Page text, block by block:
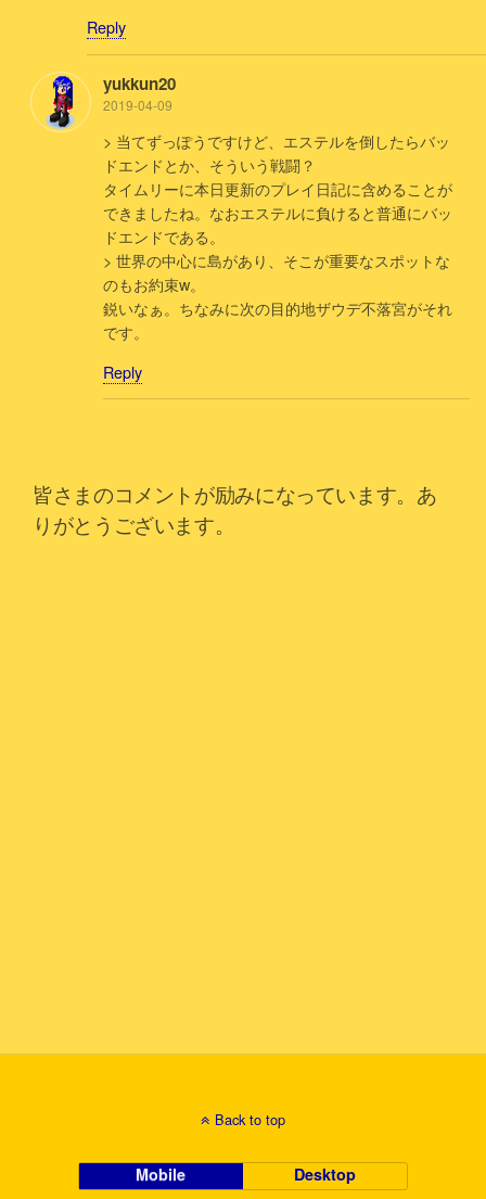
Reply
yukkun20
2019-04-09
> 当てずっぽうですけど、エステルを倒したらバッ
ドエンドとか、そういう戦闘？
タイムリーに本日更新のプレイ日記に含めることが
できましたね。なおエステルに負けると普通にバッ
ドエンドである。
> 世界の中心に島があり、そこが重要なスポットな
のもお約束w。
鋭いなぁ。ちなみに次の目的地ザウデ不落宮がそれ
です。
Reply
皆さまのコメントが励みになっています。あ
りがとうございます。
Back to top
Mobile Desktop